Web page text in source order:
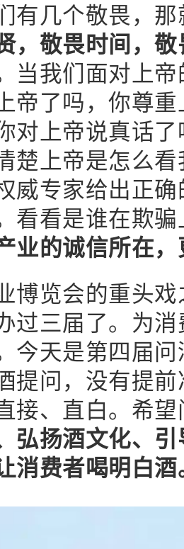
有几个敬畏，那
，敬畏时间，
当我们面对上
帝了吗，你尊
对上帝说真话
楚上帝是怎么
威专家给出正
看看是谁在欺骗
业的诚信所在
博览会的重头
过三届了。为
今天是第四届
提问，没有提
接、直白。希
弘扬酒文化、
消费者喝明白酒